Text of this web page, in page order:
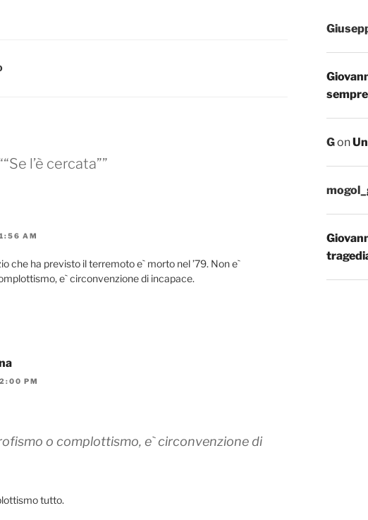
l’è cercata””
AM
che ha previsto il terremoto e` morto nel ’79. Non e`
e` circonvenzione di incapace.
PM
o complottismo, e` circonvenzione di
tutto.
sempre
Gon